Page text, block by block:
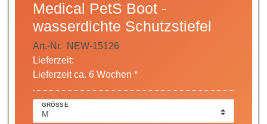
Medical PetS Boot -
wasserdichte Schutzstiefel
Art.-Nr.
NEW-15126
Lieferzeit:
Lieferzeit ca. 6 Wochen *
GRÖSSE